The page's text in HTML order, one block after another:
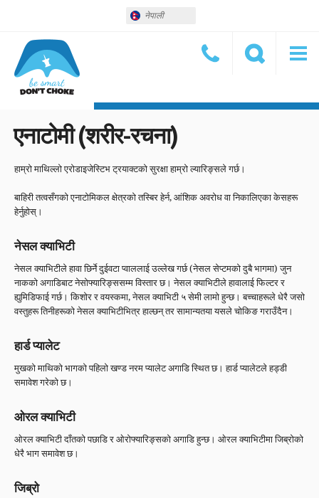
नेपाली
एनाटोमी (शरीर-रचना)
हाम्रो माथिल्लो एरोडाइजेस्टिभ ट्रयाक्टको सुरक्षा हाम्रो ल्यारिङ्सले गर्छ।
बाहिरी तत्वसँगको एनाटोमिकल क्षेत्रको तस्बिर हेर्न, आंशिक अवरोध वा निकालिएका केसहरू
हेर्नुहोस्।
नेसल क्याभिटी
नेसल क्याभिटीले हावा छिर्ने दुईवटा प्वाललाई उल्लेख गर्छ (नेसल सेप्टमको दुबै भागमा) जुन
नाकको अगाडिबाट नेसोफ्यारिङ्ससम्म विस्तार छ। नेसल क्याभिटीले हावालाई फिल्टर र
ह्युमिडिफाई गर्छ। किशोर र वयस्कमा, नेसल क्याभिटी ५ सेमी लामो हुन्छ। बच्चाहरूले धेरै जसो
वस्तुहरू तिनीहरूको नेसल क्याभिटीभित्र हाल्छन् तर सामान्यतया यसले चोकिङ गराउँदैन।
हार्ड प्यालेट
मुखको माथिको भागको पहिलो खण्ड नरम प्यालेट अगाडि स्थित छ। हार्ड प्यालेटले हड्डी
समावेश गरेको छ।
ओरल क्याभिटी
ओरल क्याभिटी दाँतको पछाडि र ओरोफ्यारिङ्सको अगाडि हुन्छ। ओरल क्याभिटीमा जिब्रोको
धेरै भाग समावेश छ।
जिब्रो